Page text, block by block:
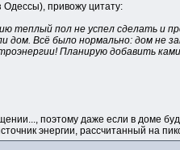
привожу цитату:
теплый пол не успел сделать и
Всё было нормально: дом не
Планирую добавить
поэтому даже если в доме
энергии, рассчитанный на